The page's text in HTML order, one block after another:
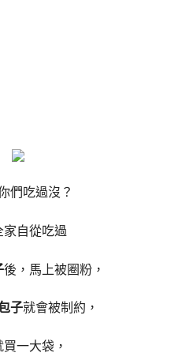
們吃過沒？
家自從吃過
後，馬上被圈粉，
子就會被制約，
買一大袋，